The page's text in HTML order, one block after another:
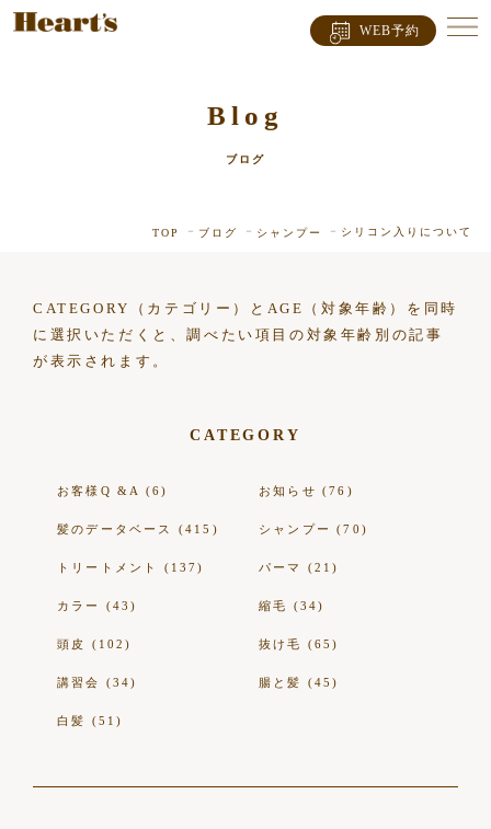
Blog
ブログ
TOP ブログ シャンプー シリコン入りについて
CATEGORY（カテゴリー）とAGE（対象年齢）を同時
に選択いただくと、調べたい項目の対象年齢別の記事
が表示されます。
CATEGORY
お客様Q &A (6) お知らせ (76)
髪のデータベース (415) シャンプー (70)
トリートメント (137) パーマ (21)
カラー (43) 縮毛 (34)
頭皮 (102) 抜け毛 (65)
講習会 (34) 腸と髪 (45)
白髪 (51)
WEB予約